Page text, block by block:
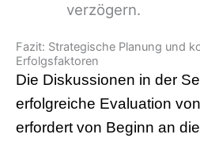
verzögern.
Fazit: Strategische Planung und
Erfolgsfaktoren
Die Diskussionen in der
erfolgreiche Evaluation
erfordert von Beginn an